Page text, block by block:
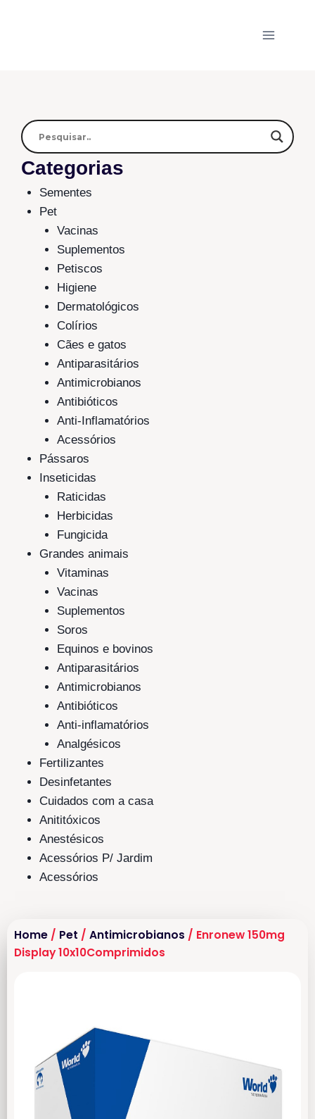
Categorias
Sementes
Pet
Vacinas
Suplementos
Petiscos
Higiene
Dermatológicos
Colírios
Cães e gatos
Antiparasitários
Antimicrobianos
Antibióticos
Anti-Inflamatórios
Acessórios
Pássaros
Inseticidas
Raticidas
Herbicidas
Fungicida
Grandes animais
Vitaminas
Vacinas
Suplementos
Soros
Equinos e bovinos
Antiparasitários
Antimicrobianos
Antibióticos
Anti-inflamatórios
Analgésicos
Fertilizantes
Desinfetantes
Cuidados com a casa
Anititóxicos
Anestésicos
Acessórios P/ Jardim
Acessórios
Home / Pet / Antimicrobianos / Enronew 150mg
Display 10x10Comprimidos